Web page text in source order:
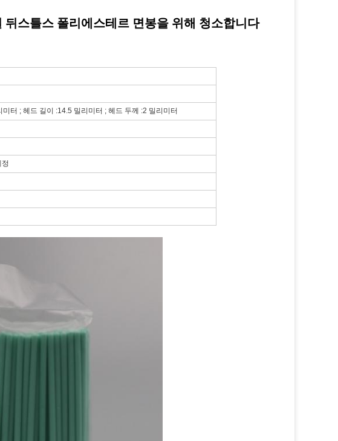
스틀스 폴리에스테르 면봉을 위해 청소합니다
터 ; 헤드 길이 :14.5 밀리미터 ; 헤드 두께 :2 밀리미터
정